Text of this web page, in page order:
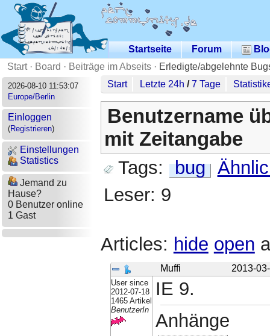
Startseite Forum
Start· Board · Beiträge im Abseits · Erledigte/abgelehnte
2026-08-10 11:53:07
Europe/Berlin
Einloggen
(Registrieren)
Einstellungen
Statistics
Jemand zu
Hause?
0 Benutzer online
1 Gast
Start Letzte 24h /7 Tage
Benutzername
mit Zeitangabe
Tags: bug
Leser: 9
Articles: hide open
Muffi 2013-
User since
2012-07-18
1465 Artikel
BenutzerIn
IE 9.
Anhänge